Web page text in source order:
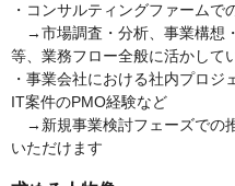
・コンサルティングファームで
→市場調査・分析、事業構想
等、業務フロー全般に活かして
・事業会社における社内プロ
IT案件のPMO経験など
→新規事業検討フェーズでの
いただけます